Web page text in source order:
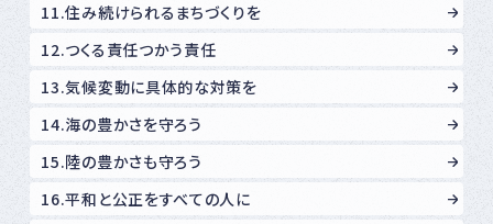
11.住み続けられるまちづくりを
12.つくる責任つかう責任
13.気候変動に具体的な対策を
14.海の豊かさを守ろう
15.陸の豊かさも守ろう
16.平和と公正をすべての人に